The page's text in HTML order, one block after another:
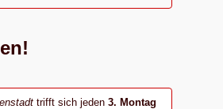
trifft sich jeden 3. Montag